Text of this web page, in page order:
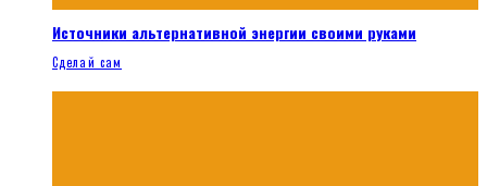
Источники альтернативной энергии своими руками
Сделай сам